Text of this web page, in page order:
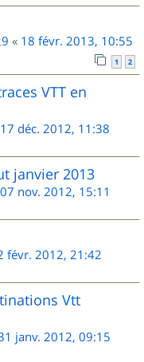
« 18 févr. 2013, 10:55
1 2
VTT en
17 déc. 2012, 11:38
janvier 2013
07 nov. 2012, 15:11
févr. 2012, 21:42
Vtt
janv. 2012, 09:15